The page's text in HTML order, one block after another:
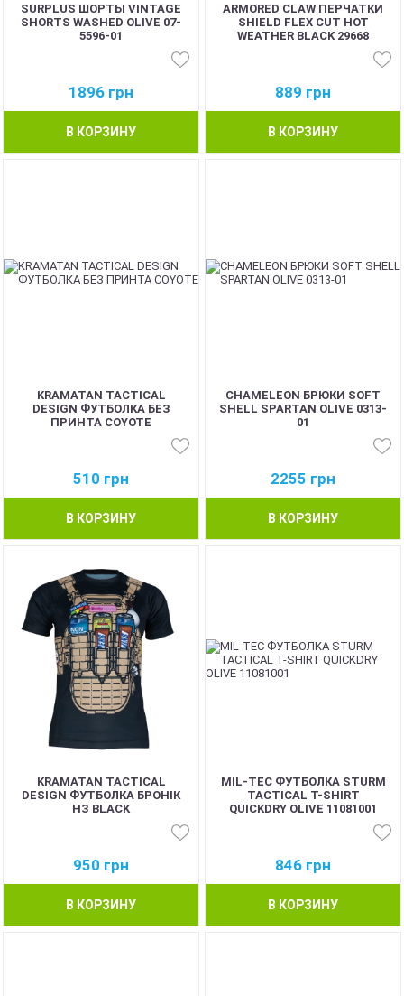
SURPLUS ШОРТЫ VINTAGE
SHORTS WASHED OLIVE 07-
5596-01
1896 грн
В КОРЗИНУ
ARMORED CLAW ПЕРЧАТКИ
SHIELD FLEX CUT HOT
WEATHER BLACK 29668
889 грн
В КОРЗИНУ
KRAMATAN TACTICAL
DESIGN ФУТБОЛКА БЕЗ
ПРИНТА COYOTE
510 грн
В КОРЗИНУ
CHAMELEON БРЮКИ SOFT
SHELL SPARTAN OLIVE 0313-
01
2255 грн
В КОРЗИНУ
KRAMATAN TACTICAL
DESIGN ФУТБОЛКА БРОНІК
НЗ BLACK
950 грн
В КОРЗИНУ
MIL-TEC ФУТБОЛКА STURM
TACTICAL T-SHIRT
QUICKDRY OLIVE 11081001
846 грн
В КОРЗИНУ